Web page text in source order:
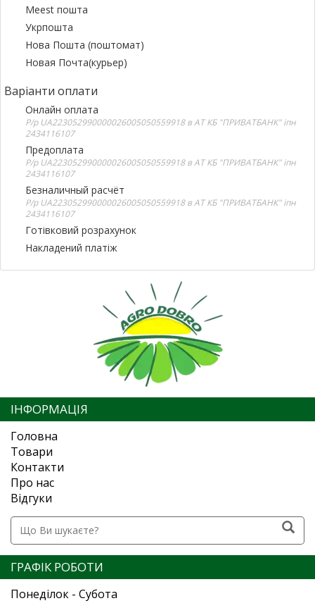
Meest пошта
Укрпошта
Нова Пошта (поштомат)
Новая Почта(курьер)
Варіанти оплати
Онлайн оплата
Р/р UA223052990000026005050559918 в АТ КБ "ПРИВАТБАНК" іпн
2434116107
Предоплата
Р/р UA223052990000026005050559918 в АТ КБ "ПРИВАТБАНК" іпн
2434116107
Безналичный расчёт
Р/р UA223052990000026005050559918 в АТ КБ "ПРИВАТБАНК" іпн
2434116107
Готівковий розрахунок
Накладений платіж
ІНФОРМАЦІЯ
Головна
Товари
Контакти
Про нас
Відгуки
ГРАФІК РОБОТИ
Понеділок - Субота